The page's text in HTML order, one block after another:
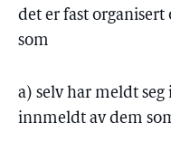
det er fast
som
a) selv har meldt
innmeldt av dem